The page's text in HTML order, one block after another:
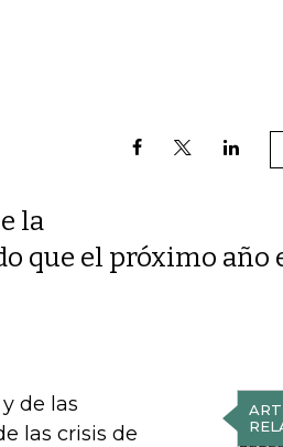
la
que el próximo año
de las
las crisis de